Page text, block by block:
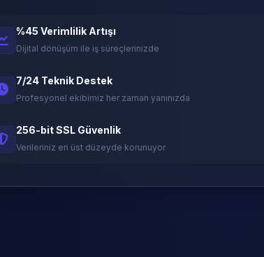
%45 Verimlilik Artışı
Dijital dönüşüm ile iş süreçlerinizde
7/24 Teknik Destek
Profesyonel ekibimiz her zaman yanınızda
256-bit SSL Güvenlik
Verileriniz en üst düzeyde korunuyor